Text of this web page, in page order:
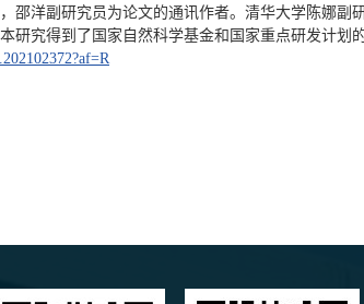
邵洋副研究员为论文的通讯作者。清华大学陈娜副
究得到了国家自然科学基金和国家重点研发计划的